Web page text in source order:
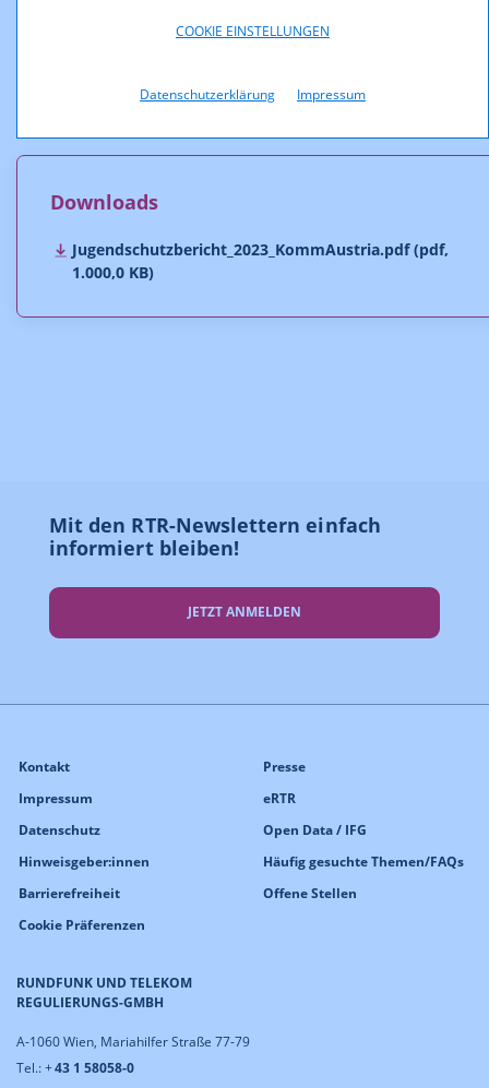
COOKIE EINSTELLUNGEN
Datenschutzerklärung Impressum
Selbstkontrolleinrichtung samt ihrer Richtlinien und deren
und Empfehlung zur Verbesserung der Wirksamkeit des
Downloads
Jugendschutzbericht_2023_KommAustria.pdf (pdf,
1.000,0 KB)
Mit den RTR-Newslettern einfach
informiert bleiben!
JETZT ANMELDEN
RUNDFUNK UND TELEKOM
REGULIERUNGS-GMBH
A-1060 Wien, Mariahilfer Straße 77-79
Tel.: +43 1 58058-0
Kontakt
Impressum
Datenschutz
Hinweisgeber:innen
Barrierefreiheit
Cookie Präferenzen
Presse
eRTR
Open Data / IFG
Häufig gesuchte Themen/FAQs
Offene Stellen